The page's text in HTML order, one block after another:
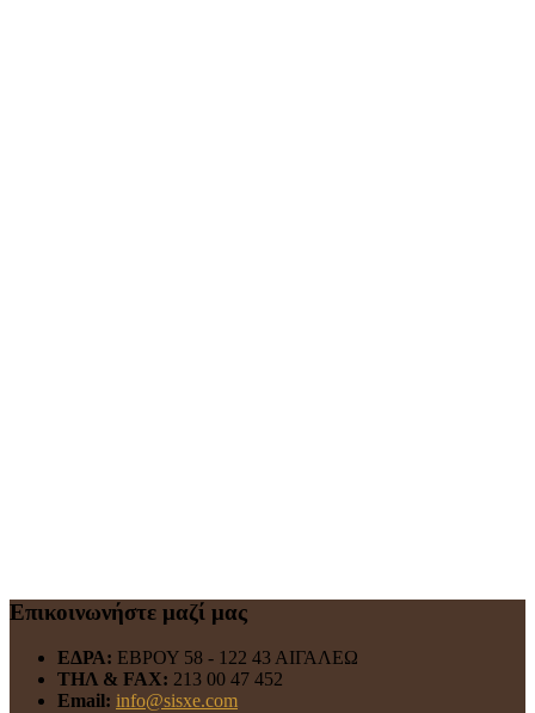
Επικοινωνήστε μαζί μας
ΕΔΡΑ: ΕΒΡΟΥ 58 - 122 43 ΑΙΓΑΛΕΩ
ΤΗΛ & FAX: 213 00 47 452
Email: info@sisxe.com